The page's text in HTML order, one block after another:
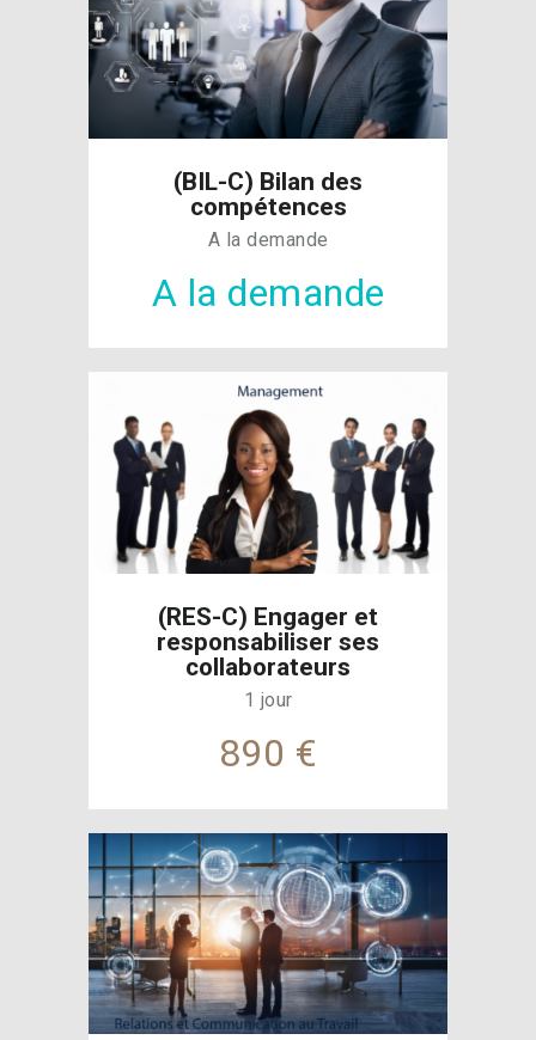
(BIL-C) Bilan des
compétences
A la demande
A la demande
(RES-C) Engager et
responsabiliser ses
collaborateurs
1 jour
890 €